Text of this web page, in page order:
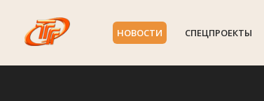
НОВОСТИ СПЕЦПРОЕКТЫ